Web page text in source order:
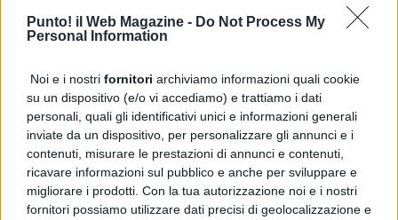
Punto! il Web Magazine - Do Not Process My
Personal Information
Noi e i nostri fornitori archiviamo informazioni quali cookie
su un dispositivo (e/o vi accediamo) e trattiamo i dati
personali, quali gli identificativi unici e informazioni generali
inviate da un dispositivo, per personalizzare gli annunci e i
contenuti, misurare le prestazioni di annunci e contenuti,
ricavare informazioni sul pubblico e anche per sviluppare e
migliorare i prodotti. Con la tua autorizzazione noi e i nostri
fornitori possiamo utilizzare dati precisi di geolocalizzazione e